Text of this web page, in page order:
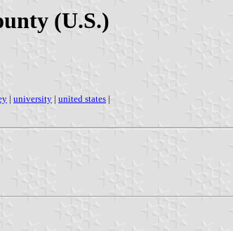
(U.S.)
| university | united states |